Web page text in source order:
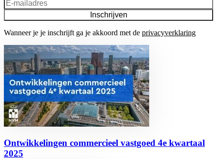
Inschrijven
Wanneer je je inschrijft ga je akkoord met de privacyverklaring
Ontwikkelingen commercieel vastgoed 4e kwartaal
2025